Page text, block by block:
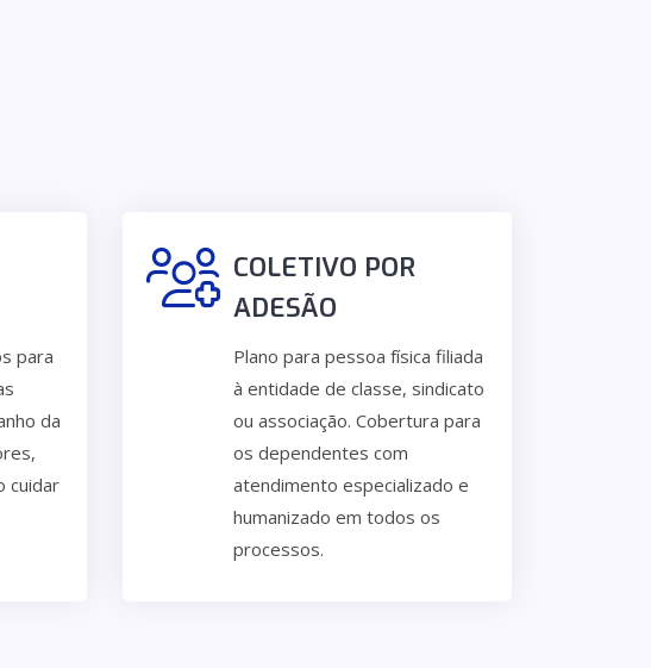
para
da
cuidar
COLETIVO POR
ADESÃO
Plano para pessoa física filiada
à entidade de classe, sindicato
ou associação. Cobertura para
os dependentes com
atendimento especializado e
humanizado em todos os
processos.